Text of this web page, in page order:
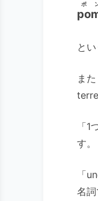
ポ
と
ま
「
す。
「
名